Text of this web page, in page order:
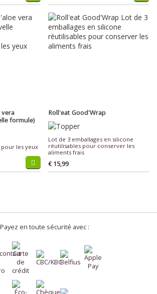
vera
formule)
pour les yeux
Roll'eat Good'Wrap
Lot de 3 emballages en silicone
réutilisables pour conserver les
aliments frais
€ 15,99
Payez en toute sécurité avec :